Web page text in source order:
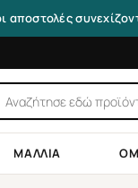
αποστολές
ΜΑΛΛΙΆ